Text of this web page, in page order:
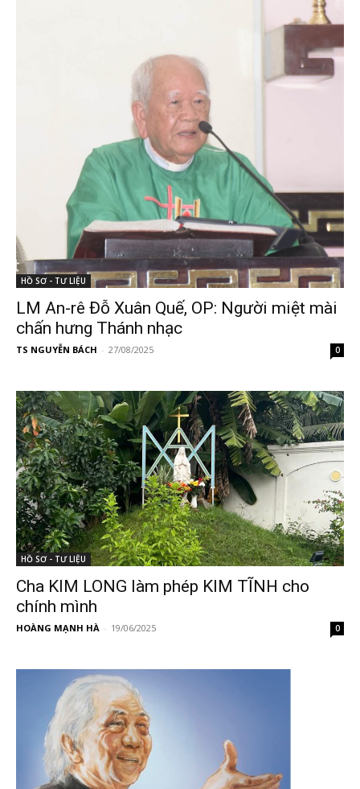
HỒ SƠ - TƯ LIỆU
LM An-rê Đỗ Xuân Quế, OP: Người miệt mài
chấn hưng Thánh nhạc
TS NGUYỄN BÁCH - 27/08/2025 0
HỒ SƠ - TƯ LIỆU
Cha KIM LONG làm phép KIM TĨNH cho
chính mình
HOÀNG MẠNH HÀ - 19/06/2025 0